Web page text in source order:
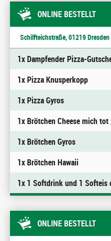
ONLINE BESTELLT
Schilfteichstraße, 01219
1x Dampfender Pizza-
1x Pizza Knusperkopp
1x Pizza Gyros
1x Brötchen Cheese mich tot
1x Brötchen Gyros
1x Brötchen Hawaii
1x 1 Softdrink und 1 Softeis
ONLINE BESTELLT